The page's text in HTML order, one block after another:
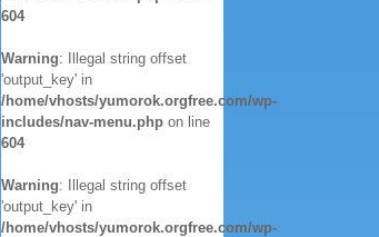
604
Warning: Illegal string offset
'output_key' in
/home/vhosts/yumorok.orgfree.com/wp-
includes/nav-menu.php on line
604
Warning: Illegal string offset
'output_key' in
/home/vhosts/yumorok.orgfree.com/wp-